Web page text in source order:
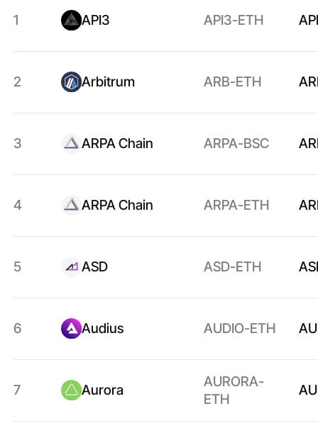
1 API3 API3-ETH
2 Arbitrum ARB-ETH
3 ARPA Chain ARPA-BSC
4 ARPA Chain ARPA-ETH
5 ASD ASD-ETH
6 Audius AUDIO-ETH
7 Aurora
AURORA-
ETH